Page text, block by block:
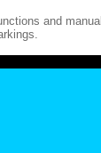
and manual